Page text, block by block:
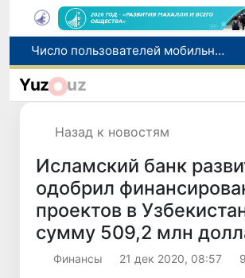
При содействии Генконсульства Узбекистана соотечественница, перенесшая инсульт в Алматы, вернулась на родину
В Ташкенте состоялось заседание Исполнительного комитета Федерации тяжелой атлетики Азии
Yuz uz
Назад к новостям
Исламский банк
одобрил
проектов в
сумму 509,2 млн
Финансы 21 дек 2020, 08:57